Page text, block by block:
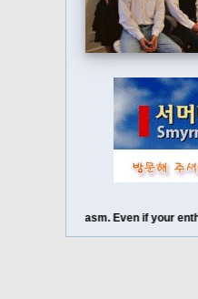
enthusiasm. Even if your